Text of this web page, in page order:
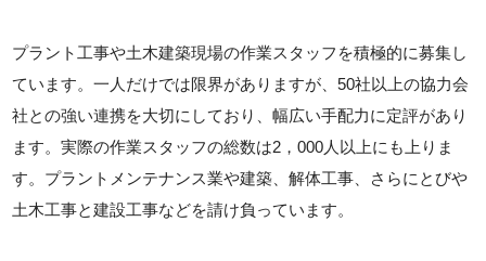
プラント工事や土木建築現場の作業スタッフを積極的に募集し
ています。一人だけでは限界がありますが、50社以上の協力会
社との強い連携を大切にしており、幅広い手配力に定評があり
ます。実際の作業スタッフの総数は2，000人以上にも上りま
す。プラントメンテナンス業や建築、解体工事、さらにとびや
土木工事と建設工事などを請け負っています。